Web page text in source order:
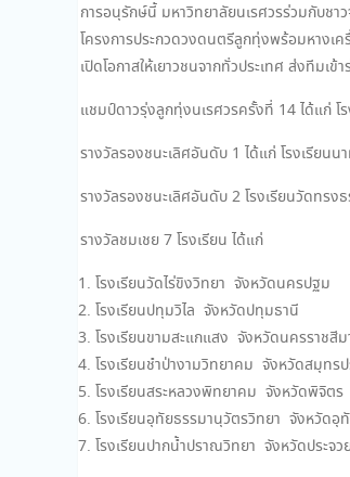
การอนุรักษ์นี้ มหาวิทยาลัยนเรศวรร่วมกับช
โครงการประกวดวงดนตรีลูกทุ่งพร้อมหางเ
เปิดโอกาสให้เยาวชนจากทั่วประเทศ ส่งทีม
แชมป์ดาวรุ่งลูกทุ่งนเรศวรครั้งที่ 14 ได้แก่
รางวัลรองชนะเลิศอันดับ 1 ได้แก่ โรงเรียน
รางวัลรองชนะเลิศอันดับ 2 โรงเรียนวัดทรง
รางวัลชมเชย 7 โรงเรียน ได้แก่
โรงเรียนวัดไร่ขิงวิทยา จังหวัดนครปฐม
โรงเรียนปทุมวิไล จังหวัดปทุมธานี
โรงเรียนขามสะแกแสง จังหวัดนครราชสีม
โรงเรียนชำป่างามวิทยาคม จังหวัดสมุทรป
โรงเรียนสระหลวงพิทยาคม จังหวัดพิจิตร
โรงเรียนอุทัยธรรมานุวัตรวิทยา จังหวัดอุ
โรงเรียนปากน้ำปราณวิทยา จังหวัดประจ